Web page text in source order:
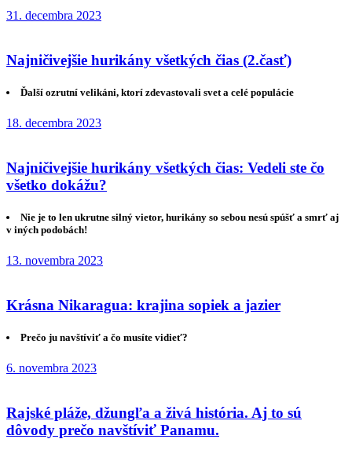
31. decembra 2023
Najničivejšie hurikány všetkých čias (2.časť)
Ďalší ozrutní velikáni, ktorí zdevastovali svet a celé populácie
18. decembra 2023
Najničivejšie hurikány všetkých čias: Vedeli ste čo
všetko dokážu?
Nie je to len ukrutne silný vietor, hurikány so sebou nesú spúšť a smrť aj
v iných podobách!
13. novembra 2023
Krásna Nikaragua: krajina sopiek a jazier
Prečo ju navštíviť a čo musíte vidieť?
6. novembra 2023
Rajské pláže, džungľa a živá história. Aj to sú
dôvody prečo navštíviť Panamu.